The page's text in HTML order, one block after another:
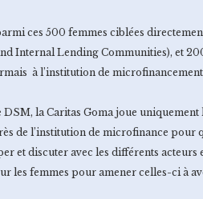
ces 500 femmes ciblées
Internal Lending Communities), et
à l’institution de
DSM, la Caritas Goma joue
de l’institution de microfinance pour
et discuter avec les différents acteurs
les femmes pour amener celles-ci à